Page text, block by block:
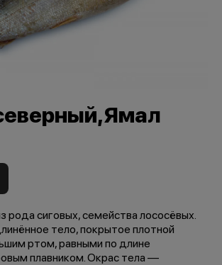
сиговых, семейства лососёвых.
тело, покрытое плотной
ртом, равными по длине
плавником. Окрас тела —